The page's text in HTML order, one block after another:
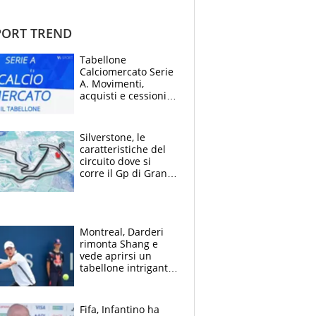
TREND
Tabellone
Calciomercato Serie
A. Movimenti,
acquisti e cessioni:
Silverstone, le
caratteristiche del
circuito dove si
corre il Gp di Gran
Montreal, Darderi
rimonta Shang e
vede aprirsi un
tabellone intrigante:
felice del mio livello"
Fifa, Infantino ha